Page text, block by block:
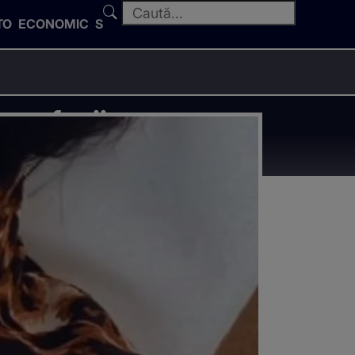
ECONOMIC SPORT
perfuzii: